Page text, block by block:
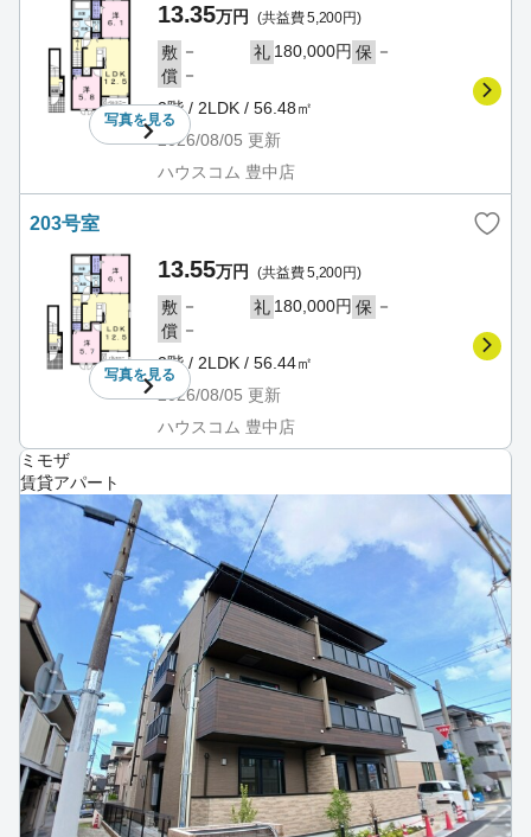
写真を見る
13.35万円 (共益費 5,200円)
敷 － 礼 180,000円 保 －
償 －
2階 / 2LDK / 56.48㎡
2026/08/05 更新
ハウスコム 豊中店
203号室
写真を見る
13.55万円 (共益費 5,200円)
敷 － 礼 180,000円 保 －
償 －
2階 / 2LDK / 56.44㎡
2026/08/05 更新
ハウスコム 豊中店
ミモザ
賃貸アパート